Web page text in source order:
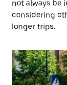
not always be
considering
longer trips.